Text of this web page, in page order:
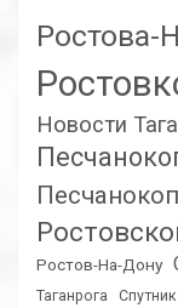
Ростова-
Новости
Ростов-На-Дону
Таганрога